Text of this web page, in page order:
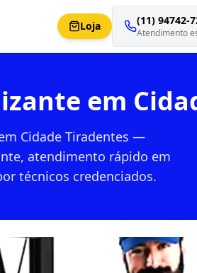
Loja (11) 94742-
Atendimento
em
Cidade Tiradentes —
atendimento rápido em
técnicos credenciados.